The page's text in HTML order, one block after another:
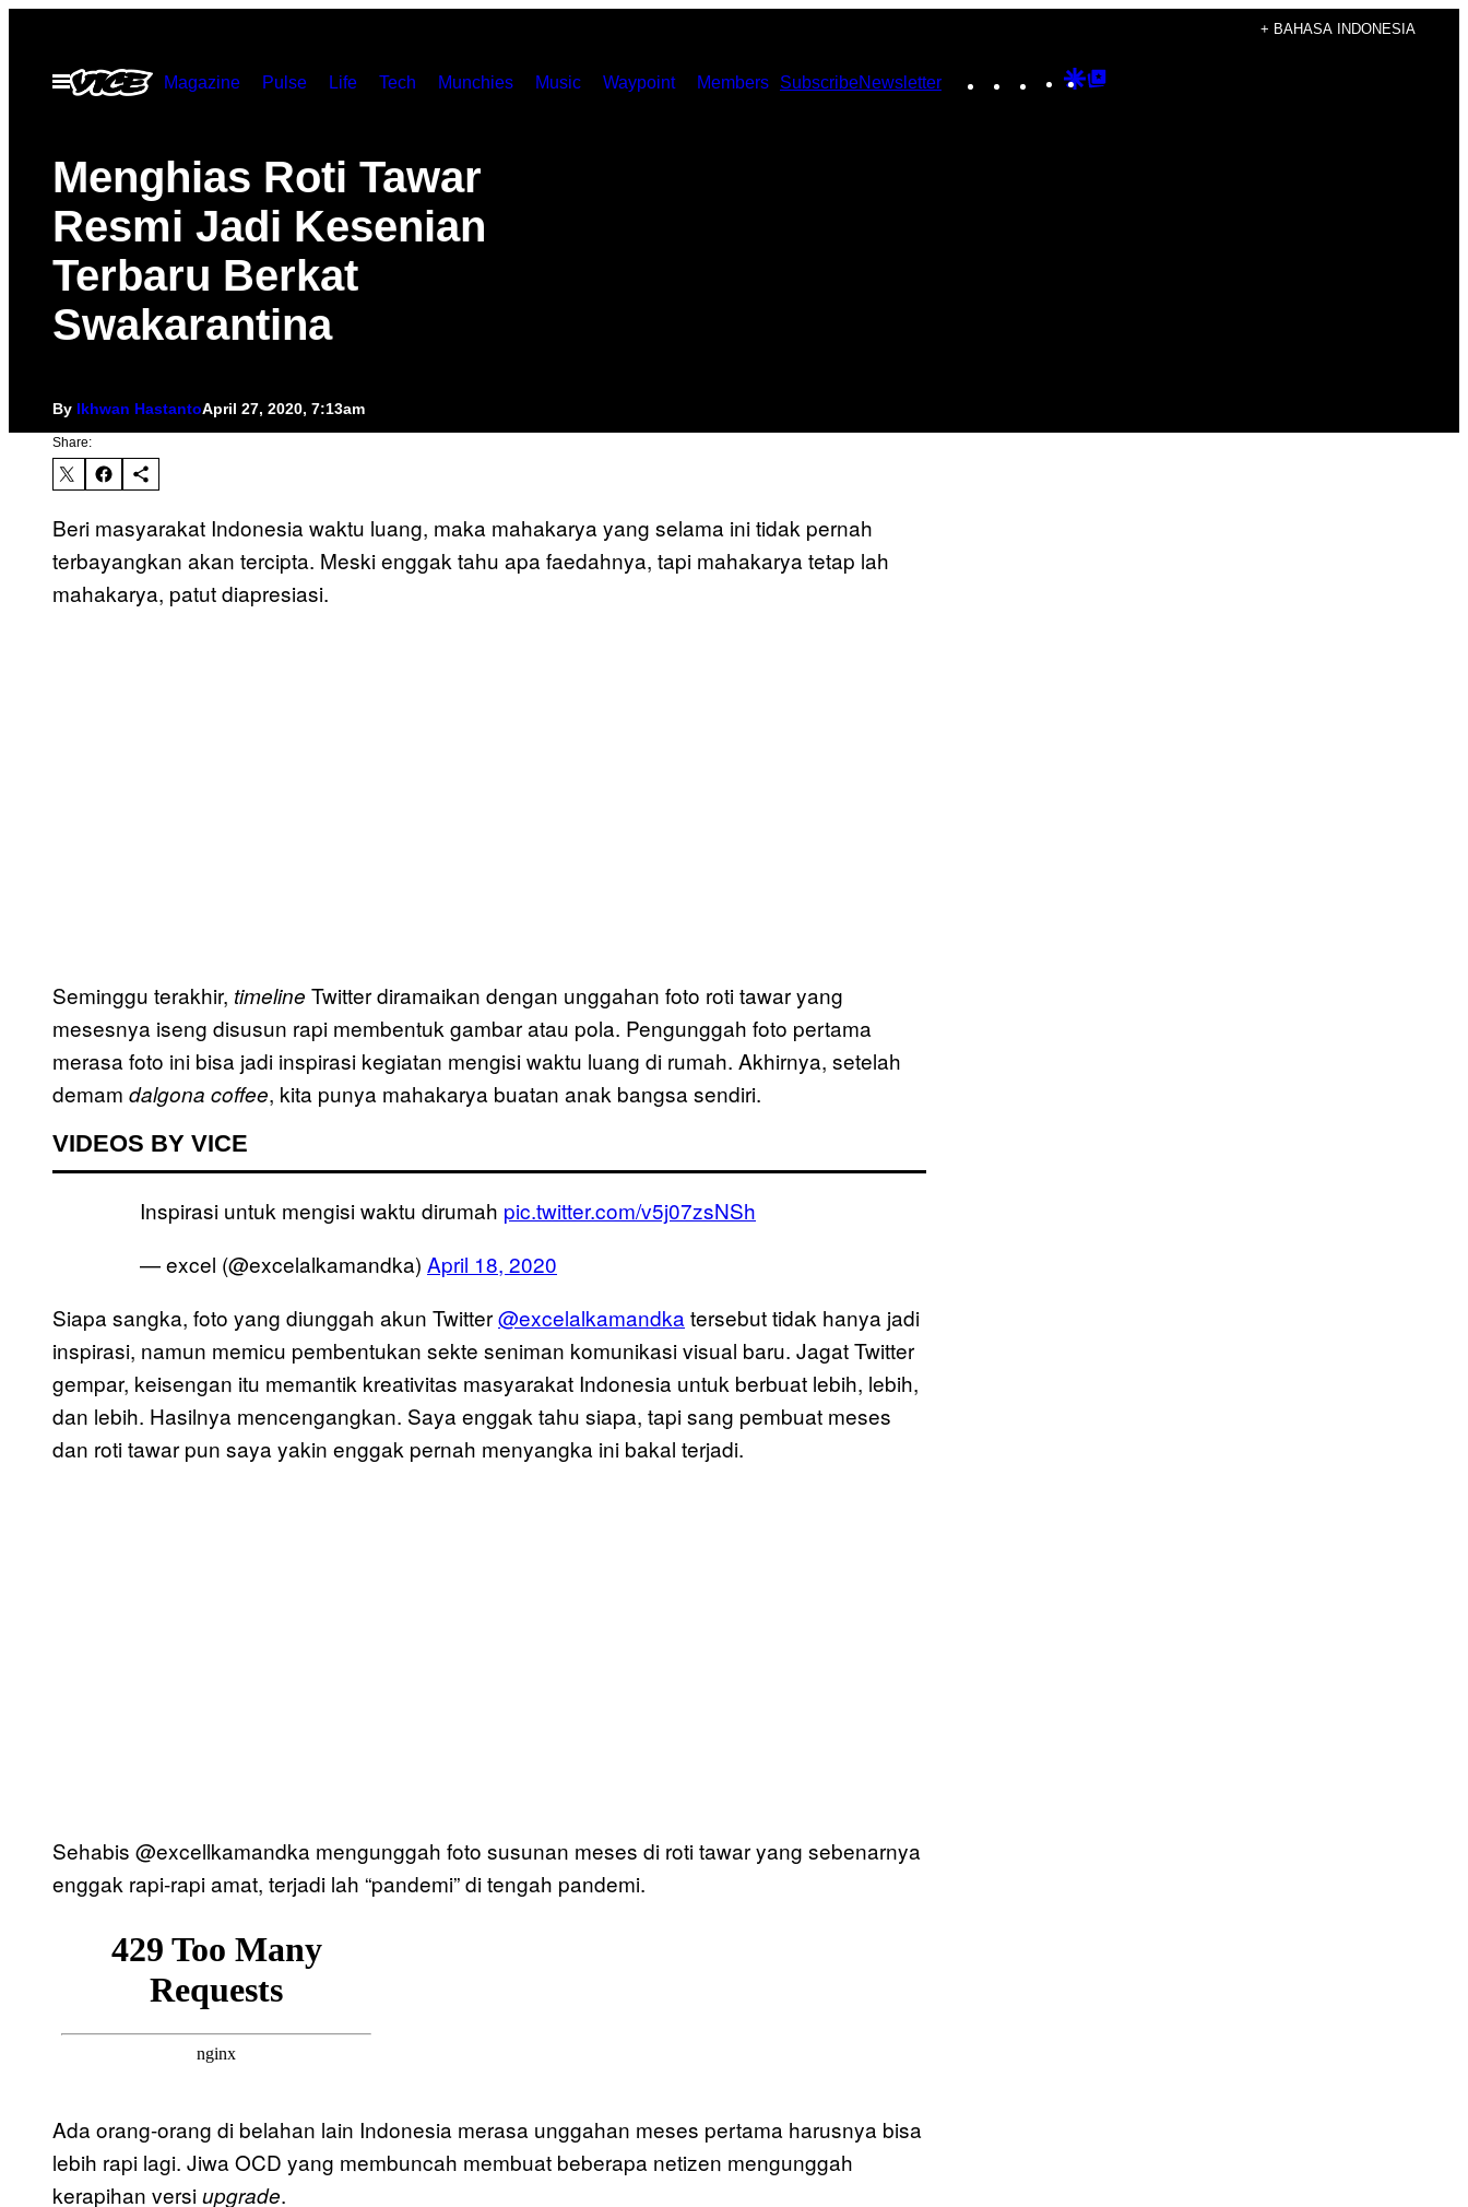
content
+ BAHASA INDONESIA
Open
Menu
Magazine Pulse Life Tech Munchies Music Waypoint Members SubscribeNewsletter Instagram
TikTokYouTube
Google
Menghias Roti Tawar
Resmi Jadi Kesenian
Terbaru Berkat
Swakarantina
By Ikhwan HastantoApril 27, 2020, 7:13am
Share:
Beri masyarakat Indonesia waktu luang, maka mahakarya yang selama ini tidak pernah
terbayangkan akan tercipta. Meski enggak tahu apa faedahnya, tapi mahakarya tetap lah
mahakarya, patut diapresiasi.
Seminggu terakhir, timeline Twitter diramaikan dengan unggahan foto roti tawar yang
mesesnya iseng disusun rapi membentuk gambar atau pola. Pengunggah foto pertama
merasa foto ini bisa jadi inspirasi kegiatan mengisi waktu luang di rumah. Akhirnya, setelah
demam dalgona coffee, kita punya mahakarya buatan anak bangsa sendiri.
VIDEOS BY VICE
Inspirasi untuk mengisi waktu dirumah pic.twitter.com/v5j07zsNSh
— excel (@excelalkamandka) April 18, 2020
Siapa sangka, foto yang diunggah akun Twitter@excelalkamandka tersebut tidak hanya jadi
inspirasi, namun memicu pembentukan sekte seniman komunikasi visual baru. Jagat Twitter
gempar, keisengan itu memantik kreativitas masyarakat Indonesia untuk berbuat lebih, lebih,
dan lebih. Hasilnya mencengangkan. Saya enggak tahu siapa, tapi sang pembuat meses
dan roti tawar pun saya yakin enggak pernah menyangka ini bakal terjadi.
Sehabis @excellkamandka mengunggah foto susunan meses di roti tawar yang sebenarnya
enggak rapi-rapi amat, terjadi lah “pandemi” di tengah pandemi.
Ada orang-orang di belahan lain Indonesia merasa unggahan meses pertama harusnya bisa
lebih rapi lagi. Jiwa OCD yang membuncah membuat beberapa netizen mengunggah
kerapihan versiupgrade.